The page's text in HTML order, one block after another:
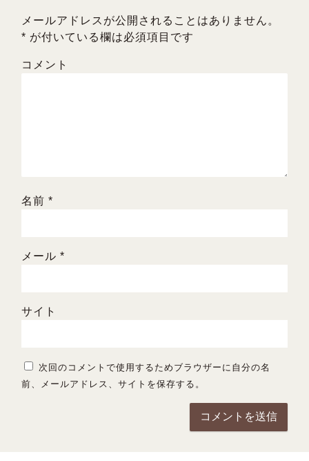
k
メールアドレスが公開されることはありません。
* が付いている欄は必須項目です
コメント
名前*
メール*
サイト
次回のコメントで使用するためブラウザーに自分の名
前、メールアドレス、サイトを保存する。